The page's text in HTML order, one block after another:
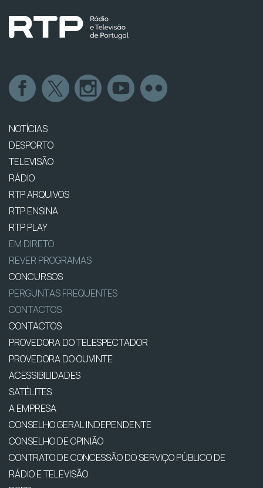
NOTÍCIAS
DESPORTO
TELEVISÃO
RÁDIO
RTP ARQUIVOS
RTP ENSINA
RTP PLAY
EM DIRETO
REVER PROGRAMAS
CONCURSOS
PERGUNTAS FREQUENTES
CONTACTOS
CONTACTOS
PROVEDORA DO TELESPECTADOR
PROVEDORA DO OUVINTE
ACESSIBILIDADES
SATÉLITES
A EMPRESA
CONSELHO GERAL INDEPENDENTE
CONSELHO DE OPINIÃO
CONTRATO DE CONCESSÃO DO SERVIÇO PÚBLICO DE
RÁDIO E TELEVISÃO